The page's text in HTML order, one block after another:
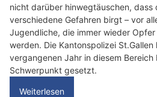
nicht darüber hinwegtäuschen, dass
verschiedene Gefahren birgt – vor
Jugendliche, die immer wieder
werden. Die Kantonspolizei St.Gallen
vergangenen Jahr in diesem Bereich
Schwerpunkt gesetzt.
Weiterlesen